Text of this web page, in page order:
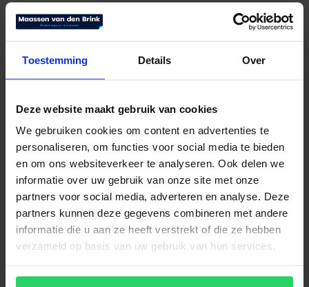
Toestemming Details Over
Deze website maakt gebruik van cookies
We gebruiken cookies om content en advertenties te
personaliseren, om functies voor social media te bieden
en om ons websiteverkeer te analyseren. Ook delen we
informatie over uw gebruik van onze site met onze
partners voor social media, adverteren en analyse. Deze
partners kunnen deze gegevens combineren met andere
informatie die u aan ze heeft verstrekt of die ze hebben
verzameld op basis van uw gebruik van hun services.
€3.995,00 Bekijk product